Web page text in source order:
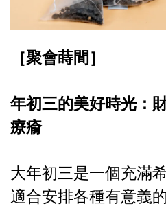
［聚會蒔間］
年初三的美好時光：
療瘉
大年初三是一個充滿
適合安排各種有意義的